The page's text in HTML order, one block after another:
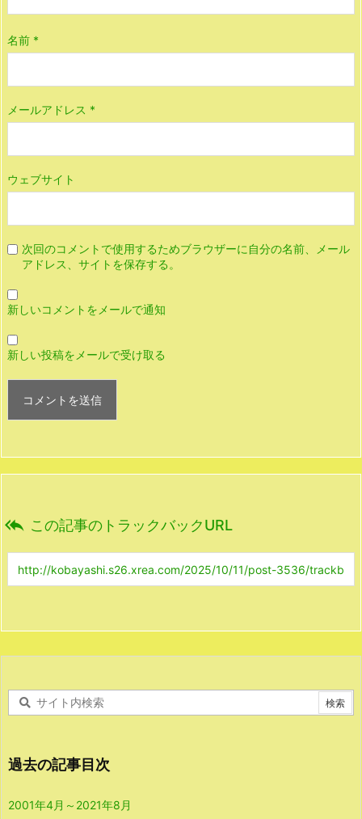
名前 *
メールアドレス *
ウェブサイト
次回のコメントで使用するためブラウザーに自分の名前、メール
アドレス、サイトを保存する。
新しいコメントをメールで通知
新しい投稿をメールで受け取る
 この記事のトラックバックURL
過去の記事目次
2001年4月～2021年8月